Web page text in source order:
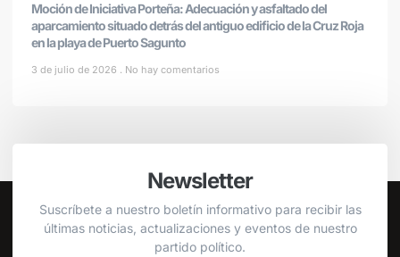
Moción de Iniciativa Porteña: Adecuación y asfaltado del
aparcamiento situado detrás del antiguo edificio de la Cruz Roja
en la playa de Puerto Sagunto
3 de julio de 2026 No hay comentarios
Newsletter
Suscríbete a nuestro boletín informativo para recibir las
últimas noticias, actualizaciones y eventos de nuestro
partido político.